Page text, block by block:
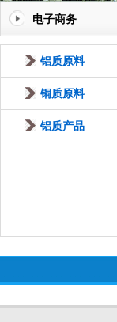
电子商务
铝质原料
铜质原料
铝质产品